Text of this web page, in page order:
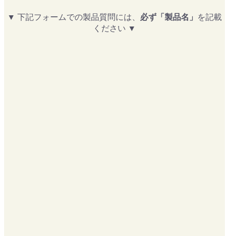
▼ 下記フォームでの製品質問には、 必ず「製品名」 を記載
ください ▼